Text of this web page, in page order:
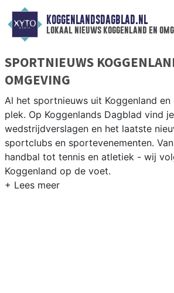
KOGGENLANDSDAGBLAD.NL
lokaal nieuws koggenland en
SPORTNIEUWS
OMGEVING
Al het sportnieuws uit Koggenland
plek. Op Koggenlands Dagblad vind
wedstrijdverslagen en het laatste
sportclubs en sportevenementen.
handbal tot tennis en atletiek - wij
Koggenland op de voet.